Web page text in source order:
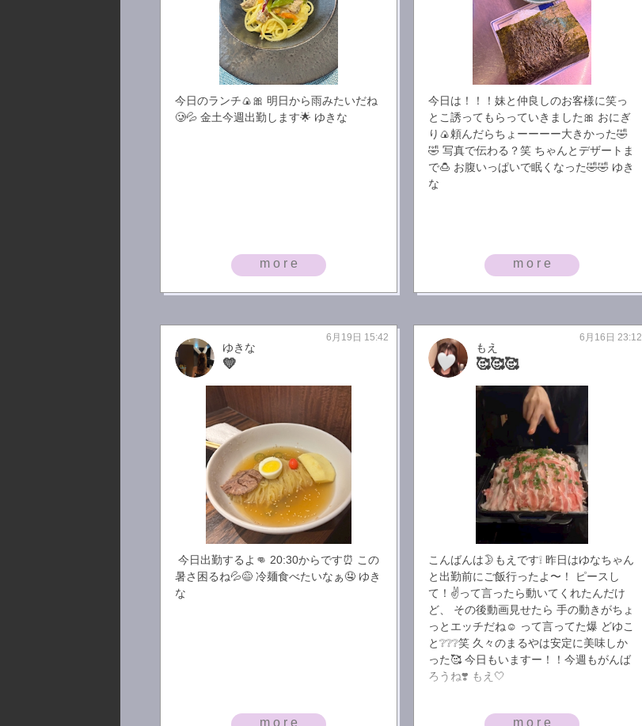
今日のランチ🍙🎀 明日から雨みたいだね
🥲💦 金土今週出勤します🌟 ゆきな
more
今日は！！！妹と仲良しのお客様に笑っ
とこ誘ってもらっていきました🎀 おにぎ
り🍙頼んだらちょーーーー大きかった🤣
🤣 写真で伝わる？笑 ちゃんとデザートま
で🍮 お腹いっぱいで眠くなった🤣🤣 ゆき
な
more
ゆきな
💛
6月19日 15:42
今日出勤するよ👊 20:30からです⏰ この
暑さ困るね💦😅 冷麺食べたいなぁ🤤 ゆき
な
more
もえ
🥰🥰🥰
6月16日 23:12
こんばんは🌛もえです❕ 昨日はゆなちゃん
と出勤前にご飯行ったよ〜！ ピースし
て！✌️って言ったら動いてくれたんだけ
ど、 その後動画見せたら 手の動きがちょ
っとエッチだね☺️ って言ってた爆 どゆこ
と❔❔❔笑 久々のまるやは安定に美味しか
った🥰 今日もいますー！！今週もがんば
ろうね❣️ もえ🤍
more